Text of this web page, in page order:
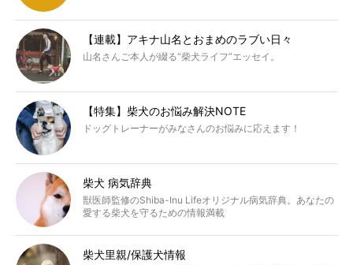
【連載】アキナ山名とおまめのラブい日々
山名さんご本人が綴る“柴犬ライフ”エッセイ。
【特集】柴犬のお悩み解決NOTE
ドッグトレーナーがみなさんのお悩みに応えます！
柴犬 病気辞典
獣医師監修のShiba-Inu Lifeオリジナル病気辞典。あなたの
愛する柴犬を守るための情報満載
柴犬里親/保護犬情報